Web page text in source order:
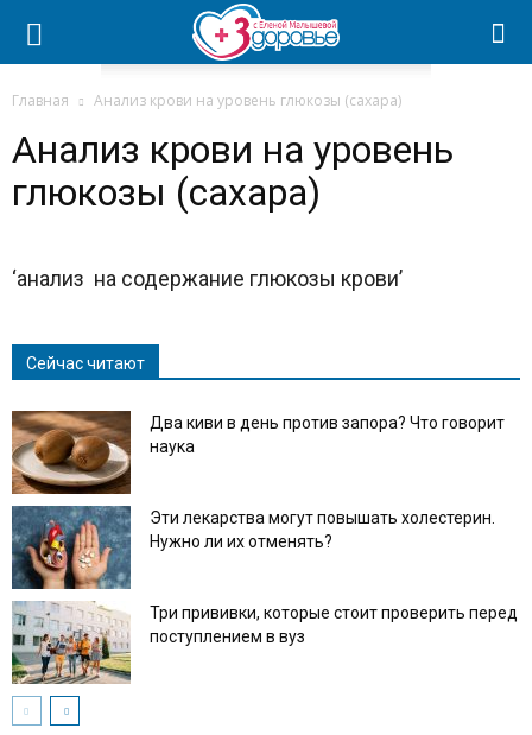
Главная Анализ крови на уровень глюкозы (сахара)
Анализ крови на уровень
глюкозы (сахара)
‘анализ на содержание глюкозы крови’
Сейчас читают
Два киви в день против запора? Что говорит
наука
Эти лекарства могут повышать холестерин.
Нужно ли их отменять?
Три прививки, которые стоит проверить перед
поступлением в вуз